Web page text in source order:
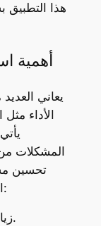
هذا التطبيق
أهمية
يعاني
الأداء
المشكلات
تحسين
الفوائد الرئيسية لاستخدام هذا التطبيق:
زيادة سرعة النظام وتحرير الذاكرة.